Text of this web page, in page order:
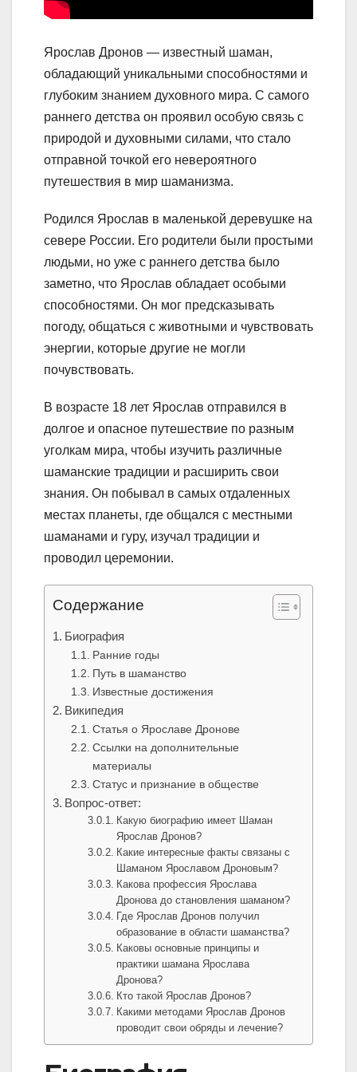
Ярослав Дронов — известный шаман,
обладающий уникальными способностями и
глубоким знанием духовного мира. С самого
раннего детства он проявил особую связь с
природой и духовными силами, что стало
отправной точкой его невероятного
путешествия в мир шаманизма.
Родился Ярослав в маленькой деревушке на
севере России. Его родители были простыми
людьми, но уже с раннего детства было
заметно, что Ярослав обладает особыми
способностями. Он мог предсказывать
погоду, общаться с животными и чувствовать
энергии, которые другие не могли
почувствовать.
В возрасте 18 лет Ярослав отправился в
долгое и опасное путешествие по разным
уголкам мира, чтобы изучить различные
шаманские традиции и расширить свои
знания. Он побывал в самых отдаленных
местах планеты, где общался с местными
шаманами и гуру, изучал традиции и
проводил церемонии.
Содержание
Биография
Ранние годы
Путь в шаманство
Известные достижения
Википедия
Статья о Ярославе Дронове
Ссылки на дополнительные
материалы
Статус и признание в обществе
Вопрос-ответ:
Какую биографию имеет Шаман
Ярослав Дронов?
Какие интересные факты связаны с
Шаманом Ярославом Дроновым?
Какова профессия Ярослава
Дронова до становления шаманом?
Где Ярослав Дронов получил
образование в области шаманства?
Каковы основные принципы и
практики шамана Ярослава
Дронова?
Кто такой Ярослав Дронов?
Какими методами Ярослав Дронов
проводит свои обряды и лечение?